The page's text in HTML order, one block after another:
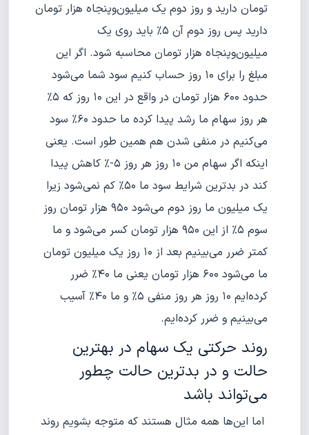
تومان دارید و روز دوم یک میلیون‌و‌پنجاه هزار تومان
دارید پس روز دوم آن ۵% باید روی یک
میلیون‌و‌پنجاه هزار تومان محاسبه شود. اگر این
مبلغ را برای ۱۰ روز حساب کنیم سود شما می‌شود
حدود ۶۰۰ هزار تومان در واقع در این ۱۰ روز که ۵%
هر روز سهام ما رشد پیدا کرده ما حدود ۶۰% سود
می‌کنیم در منفی شدن هم همین طور است. یعنی
اینکه اگر سهام من ۱۰ روز هر روز ۵-% کاهش پیدا
کند در بدترین شرایط سود ما ۵۰% کم نمی‌شود زیرا
یک میلیون ما روز دوم می‌شود ۹۵۰ هزار تومان روز
سوم ۵% از این ۹۵۰ هزار تومان کسر می‌شود و ما
کمتر ضرر می‌بینیم بعد از ۱۰ روز یک میلیون تومان
ما می‌شود ۶۰۰ هزار تومان یعنی ما ۴۰% ضرر
کرده‌ایم ۱۰ روز هر روز منفی ۵% و ما ۴۰% آسیب
می‌بینیم و ضرر کرده‌ایم.
روند حرکتی یک سهام در بهترین
حالت و در بدترین حالت چطور
می‌تواند باشد
اما این‌ها همه مثال هستند که متوجه بشویم روند